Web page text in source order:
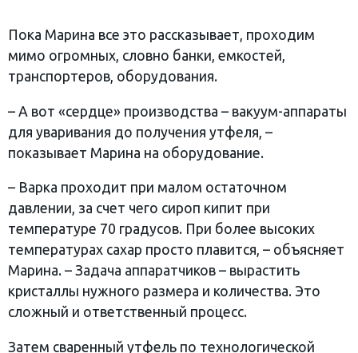
Пока Марина все это рассказывает, проходим
мимо огромных, словно банки, емкостей,
транспортеров, оборудования.
– А вот «сердце» производства – вакуум-аппараты
для уваривания до получения утфеля, –
показывает Марина на оборудование.
– Варка проходит при малом остаточном
давлении, за счет чего сироп кипит при
температуре 70 градусов. При более высоких
температурах сахар просто плавится, – объясняет
Марина. – Задача аппаратчиков – вырастить
кристаллы нужного размера и количества. Это
сложный и ответственный процесс.
Затем сваренный утфель по технологической